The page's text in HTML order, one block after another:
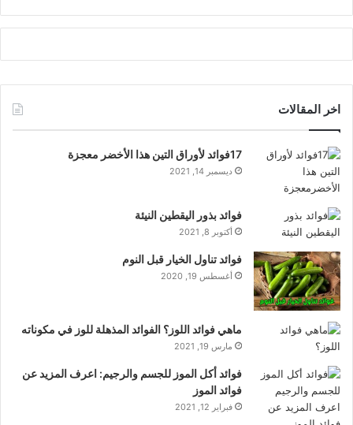
اخر المقالات
17فوائد لأوراق التين هذا الأخضر معجزة
ديسمبر 14, 2021
فوائد بذور اليقطين النيئة
أكتوبر 8, 2021
فوائد تناول الخيار قبل النوم
أغسطس 19, 2020
ماهي فوائد اللوز؟ الفوائد المذهلة للوز في مكوناته
مارس 19, 2021
فوائد أكل الموز للجسم والرجيم: اعرف المزيد عن
فوائد الموز
فبراير 12, 2021